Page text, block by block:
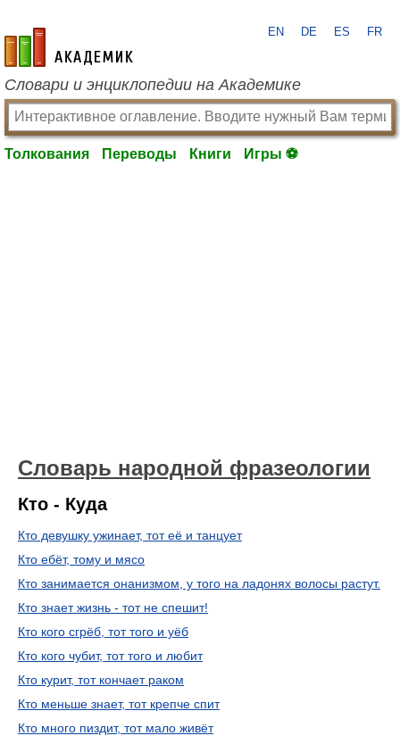
academic.ru
EN DE ES FR
Словари и энциклопедии на Академике
Толкования Переводы Книги Игры ⚽
Словарь народной фразеологии
Кто - Куда
Кто девушку ужинает, тот её и танцует
Кто ебёт, тому и мясо
Кто занимается онанизмом, у того на ладонях волосы растут.
Кто знает жизнь - тот не спешит!
Кто кого сгрёб, тот того и уёб
Кто кого чубит, тот того и любит
Кто курит, тот кончает раком
Кто меньше знает, тот крепче спит
Кто много пиздит, тот мало живёт